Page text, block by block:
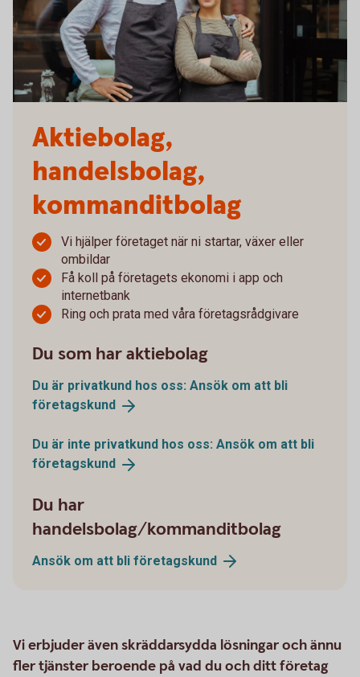
Aktiebolag,
handelsbolag,
kommanditbolag
Vi hjälper företaget när ni startar, växer eller
ombildar
Få koll på företagets ekonomi i app och
internetbank
Ring och prata med våra företagsrådgivare
Du som har aktiebolag
Du är privatkund hos oss: Ansök om att bli
företagskund
Du är inte privatkund hos oss: Ansök om att bli
företagskund
Du har
handelsbolag/kommanditbolag
Ansök om att bli företagskund
Vi erbjuder även skräddarsydda lösningar och ännu
fler tjänster beroende på vad du och ditt företag